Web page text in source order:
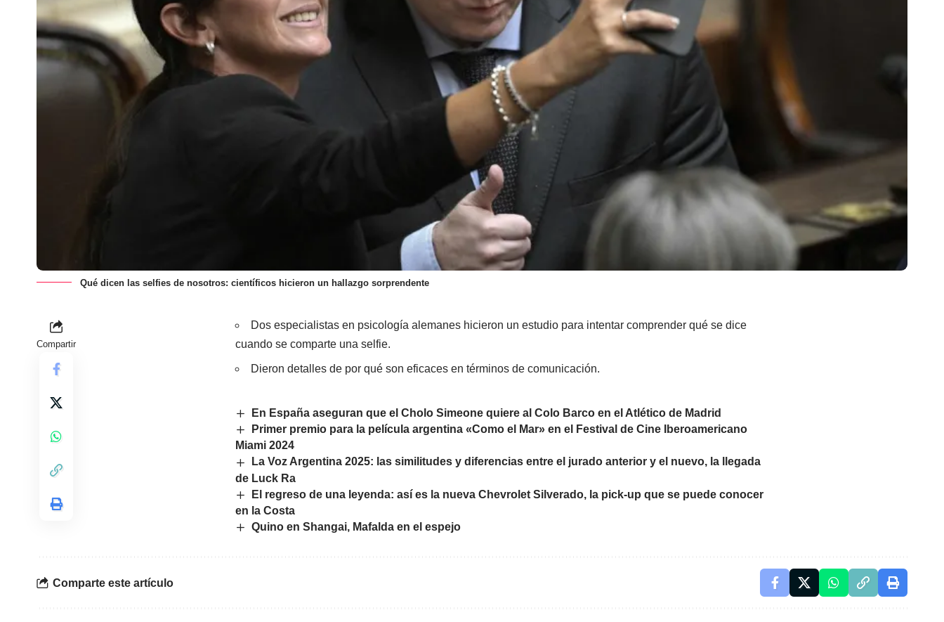
Qué dicen las selfies de nosotros: científicos hicieron un hallazgo sorprendente
Compartir
Dos especialistas en psicología alemanes hicieron un estudio para intentar comprender qué se dice
cuando se comparte una selfie.
Dieron detalles de por qué son eficaces en términos de comunicación.
En España aseguran que el Cholo Simeone quiere al Colo Barco en el Atlético de Madrid
Primer premio para la película argentina «Como el Mar» en el Festival de Cine Iberoamericano
Miami 2024
La Voz Argentina 2025: las similitudes y diferencias entre el jurado anterior y el nuevo, la llegada
de Luck Ra
El regreso de una leyenda: así es la nueva Chevrolet Silverado, la pick-up que se puede conocer
en la Costa
Quino en Shangai, Mafalda en el espejo
Comparte este artículo